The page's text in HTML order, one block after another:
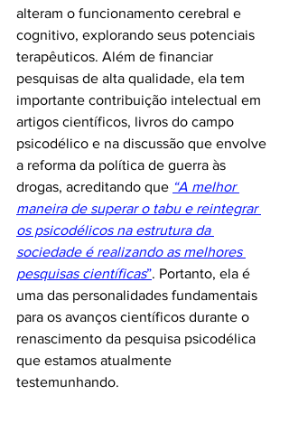
alteram o funcionamento cerebral e
cognitivo, explorando seus potenciais
terapêuticos. Além de financiar
pesquisas de alta qualidade, ela tem
importante contribuição intelectual em
artigos científicos, livros do campo
psicodélico e na discussão que envolve
a reforma da política de guerra às
drogas, acreditando que “A melhor
maneira de superar o tabu e reintegrar
os psicodélicos na estrutura da
sociedade é realizando as melhores
pesquisas científicas”. Portanto, ela é
uma das personalidades fundamentais
para os avanços científicos durante o
renascimento da pesquisa psicodélica
que estamos atualmente
testemunhando.